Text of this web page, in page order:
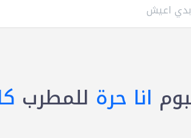
اعيش
انا حرة للمطرب